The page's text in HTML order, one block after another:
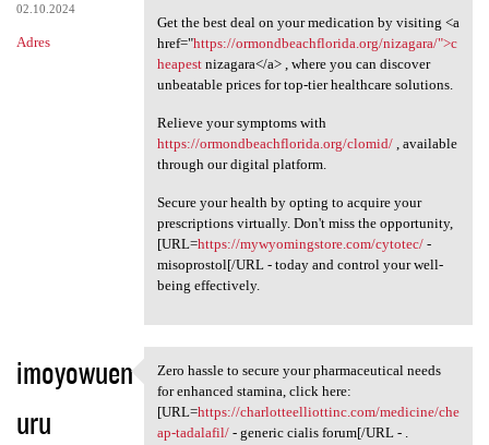
02.10.2024
Adres
Get the best deal on your medication by visiting <a
href="https://ormondbeachflorida.org/nizagara/">c
heapestnizagara</a> , where you can discover
unbeatable prices for top-tier healthcare solutions.
Relieve your symptoms with
https://ormondbeachflorida.org/clomid/, available
through our digital platform.
Secure your health by opting to acquire your
prescriptions virtually. Don't miss the opportunity,
[URL=https://mywyomingstore.com/cytotec/-
misoprostol[/URL - today and control your well-
being effectively.
imoyowuen
uru
Zero hassle to secure your
Zero hassle to secure your pharmaceutical needs
for enhanced stamina, click here:
[URL=https://charlotteelliottinc.com/medicine/che
ap-tadalafil/- generic cialis forum[/URL - .